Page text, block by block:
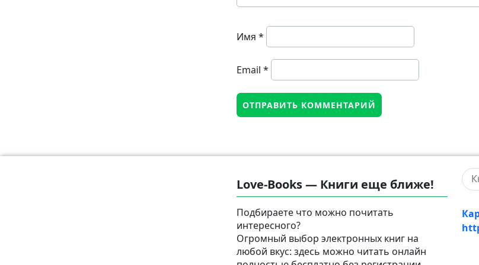
Имя *
Email *
Love-Books — Книги еще ближе!
Подбираете что можно почитать
интересного?
Огромный выбор электронных книг на
любой вкус: здесь можно читать онлайн